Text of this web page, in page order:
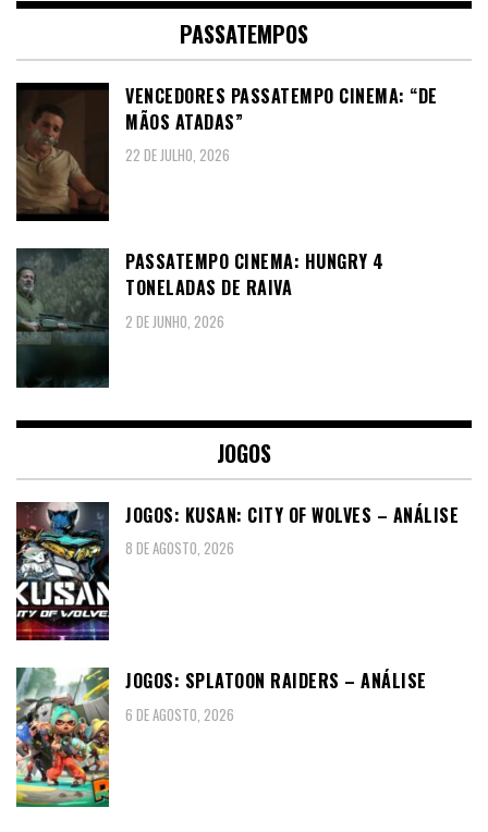
PASSATEMPOS
VENCEDORES PASSATEMPO CINEMA: “DE
MÃOS ATADAS”
22 DE JULHO, 2026
PASSATEMPO CINEMA: HUNGRY 4
TONELADAS DE RAIVA
2 DE JUNHO, 2026
JOGOS
JOGOS: KUSAN: CITY OF WOLVES – ANÁLISE
8 DE AGOSTO, 2026
JOGOS: SPLATOON RAIDERS – ANÁLISE
6 DE AGOSTO, 2026